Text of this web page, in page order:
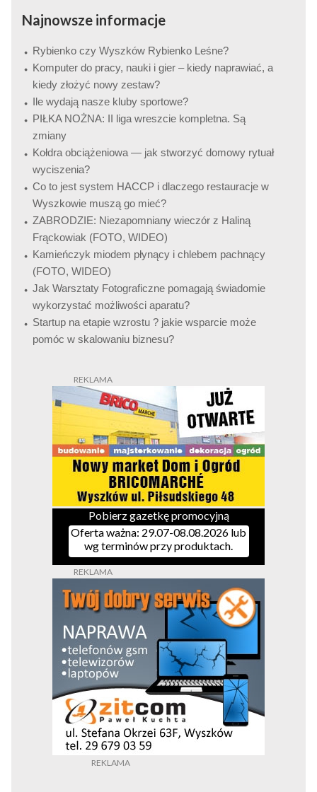
Najnowsze informacje
Rybienko czy Wyszków Rybienko Leśne?
Komputer do pracy, nauki i gier – kiedy naprawiać, a
kiedy złożyć nowy zestaw?
Ile wydają nasze kluby sportowe?
PIŁKA NOŻNA: II liga wreszcie kompletna. Są
zmiany
Kołdra obciążeniowa — jak stworzyć domowy rytuał
wyciszenia?
Co to jest system HACCP i dlaczego restauracje w
Wyszkowie muszą go mieć?
ZABRODZIE: Niezapomniany wieczór z Haliną
Frąckowiak (FOTO, WIDEO)
Kamieńczyk miodem płynący i chlebem pachnący
(FOTO, WIDEO)
Jak Warsztaty Fotograficzne pomagają świadomie
wykorzystać możliwości aparatu?
Startup na etapie wzrostu ? jakie wsparcie może
pomóc w skalowaniu biznesu?
Pobierz gazetkę promocyjną
Oferta ważna: 29.07-08.08.2026 lub
wg terminów przy produktach.